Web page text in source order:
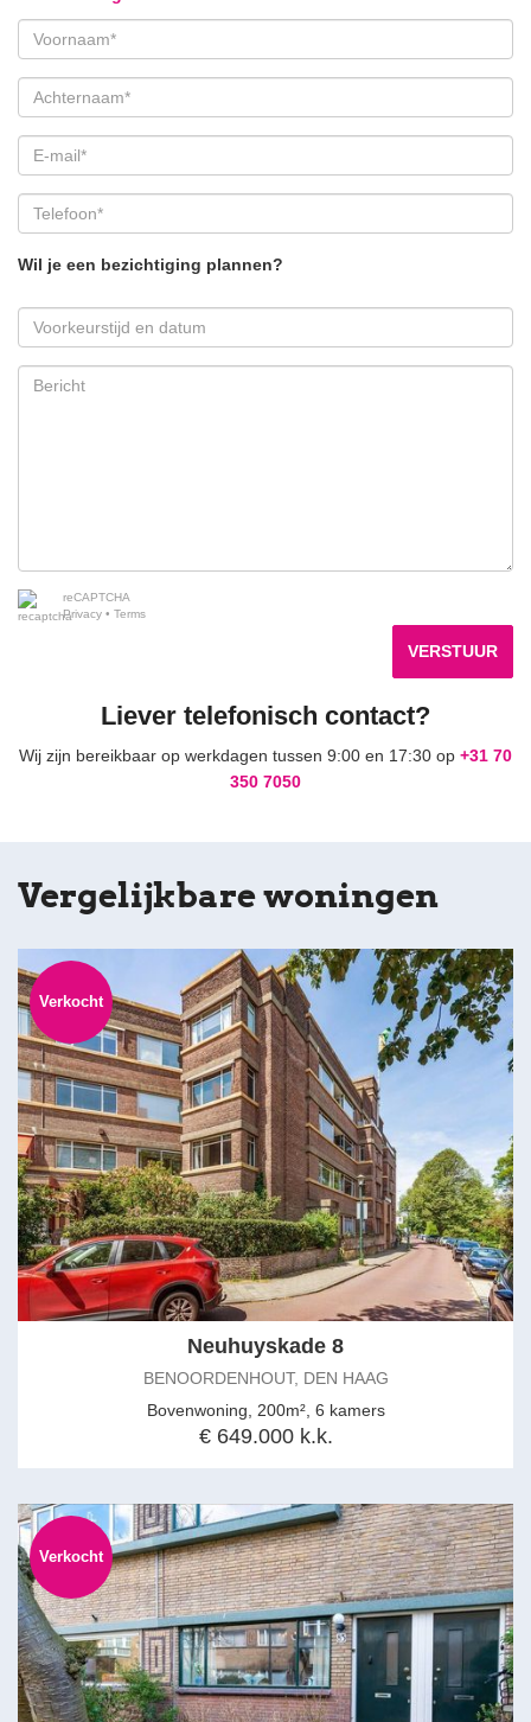
Wil je een bezichtiging plannen?
reCAPTCHA
Privacy • Terms
VERSTUUR
Liever telefonisch contact?
Wij zijn bereikbaar op werkdagen tussen 9:00 en 17:30 op +31 70
350 7050
Vergelijkbare woningen
Verkocht
Neuhuyskade 8
BENOORDENHOUT, DEN HAAG
Bovenwoning, 200m², 6 kamers
€ 649.000 k.k.
Verkocht